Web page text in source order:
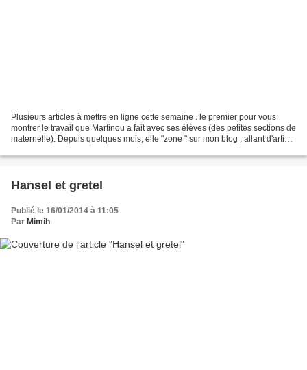
Plusieurs articles à mettre en ligne cette semaine . le premier pour vous
montrer le travail que Martinou a fait avec ses élèves (des petites sections de
maternelle). Depuis quelques mois, elle "zone " sur mon blog , allant d'article
Hansel et gretel
Publié le 16/01/2014 à 11:05
Par Mimih